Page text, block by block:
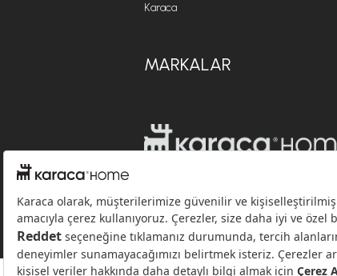
Karaca
MARKALAR